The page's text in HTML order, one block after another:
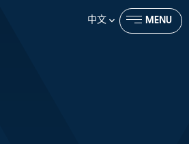
中文
MENU
CLOSE